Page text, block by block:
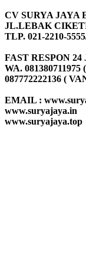
CV SURYA JAYA
JL.LEBAK
TLP. 021-2210-
FAST RESPON 24
WA. 081380711975
087772222136 (
EMAIL :
www.suryajaya.in
www.suryajaya.top